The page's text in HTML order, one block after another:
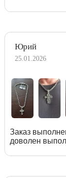
Юрий
25.01.2026
Заказ
доволен